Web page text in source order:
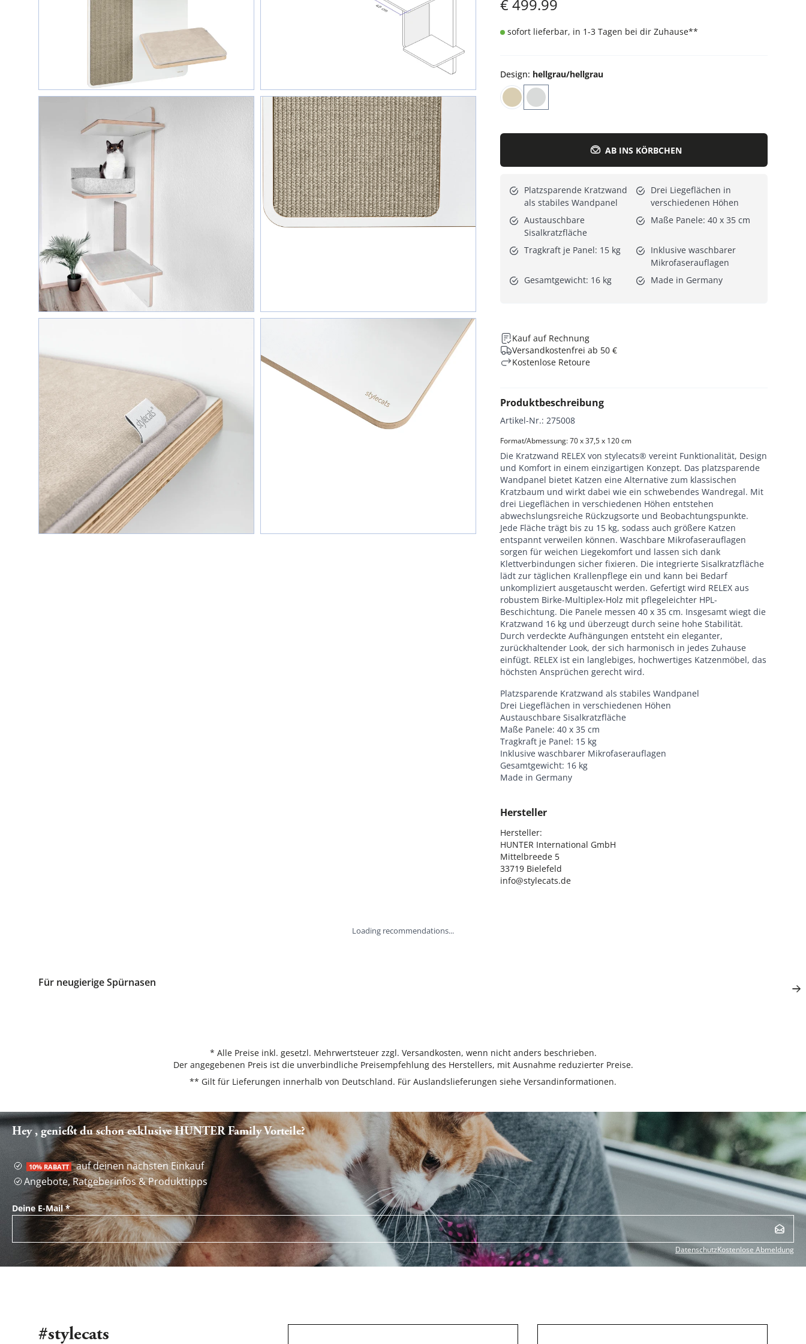
€499.99
sofort lieferbar, in 1-3 Tagen bei dir Zuhause**
Design: hellgrau/hellgrau
AB INS KÖRBCHEN
Platzsparende Kratzwand
als stabiles Wandpanel
Drei Liegeflächen in
verschiedenen Höhen
Austauschbare
Sisalkratzfläche
Maße Panele: 40 x 35 cm
Tragkraft je Panel: 15 kg
Inklusive waschbarer
Mikrofaserauflagen
Gesamtgewicht: 16 kg
Made in Germany
Kauf auf Rechnung
Versandkostenfrei ab 50 €
Kostenlose Retoure
Produktbeschreibung
Artikel-Nr.: 275008
Format/Abmessung: 70 x 37,5 x 120 cm
Die Kratzwand RELEX von stylecats® vereint Funktionalität, Design
und Komfort in einem einzigartigen Konzept. Das platzsparende
Wandpanel bietet Katzen eine Alternative zum klassischen
Kratzbaum und wirkt dabei wie ein schwebendes Wandregal. Mit
drei Liegeflächen in verschiedenen Höhen entstehen
abwechslungsreiche Rückzugsorte und Beobachtungspunkte.
Jede Fläche trägt bis zu 15 kg, sodass auch größere Katzen
entspannt verweilen können. Waschbare Mikrofaserauflagen
sorgen für weichen Liegekomfort und lassen sich dank
Klettverbindungen sicher fixieren. Die integrierte Sisalkratzfläche
lädt zur täglichen Krallenpflege ein und kann bei Bedarf
unkompliziert ausgetauscht werden. Gefertigt wird RELEX aus
robustem Birke-Multiplex-Holz mit pflegeleichter HPL-
Beschichtung. Die Panele messen 40 x 35 cm. Insgesamt wiegt die
Kratzwand 16 kg und überzeugt durch seine hohe Stabilität.
Durch verdeckte Aufhängungen entsteht ein eleganter,
zurückhaltender Look, der sich harmonisch in jedes Zuhause
einfügt. RELEX ist ein langlebiges, hochwertiges Katzenmöbel, das
höchsten Ansprüchen gerecht wird.
Platzsparende Kratzwand als stabiles Wandpanel
Drei Liegeflächen in verschiedenen Höhen
Austauschbare Sisalkratzfläche
Maße Panele: 40 x 35 cm
Tragkraft je Panel: 15 kg
Inklusive waschbarer Mikrofaserauflagen
Gesamtgewicht: 16 kg
Made in Germany
Hersteller
Hersteller:
HUNTER International GmbH
Mittelbreede 5
33719 Bielefeld
info@stylecats.de
Loading recommendations...
Für neugierige Spürnasen
* Alle Preise inkl. gesetzl. Mehrwertsteuer zzgl. Versandkosten, wenn nicht anders beschrieben.
Der angegebenen Preis ist die unverbindliche Preisempfehlung des Herstellers, mit Ausnahme reduzierter Preise.
** Gilt für Lieferungen innerhalb von Deutschland. Für Auslandslieferungen siehe Versandinformationen.
Hey , genießt du schon exklusive HUNTER Family Vorteile?
10% RABATT auf deinen nächsten Einkauf
Angebote, Ratgeberinfos & Produkttipps
Deine E-Mail*
DatenschutzKostenlose Abmeldung
#stylecats